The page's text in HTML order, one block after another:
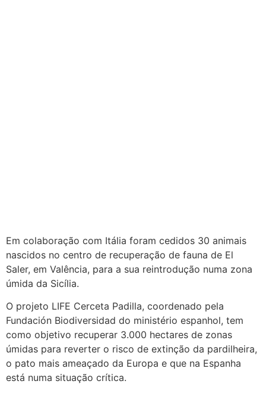
Em colaboração com Itália foram cedidos 30 animais
nascidos no centro de recuperação de fauna de El
Saler, em Valência, para a sua reintrodução numa zona
úmida da Sicília.
O projeto LIFE Cerceta Padilla, coordenado pela
Fundación Biodiversidad do ministério espanhol, tem
como objetivo recuperar 3.000 hectares de zonas
úmidas para reverter o risco de extinção da pardilheira,
o pato mais ameaçado da Europa e que na Espanha
está numa situação crítica.